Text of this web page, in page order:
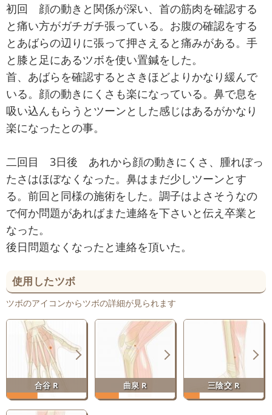
初回 顔の動きと関係が深い、首の筋肉を確認する
と痛い方がガチガチ張っている。お腹の確認をする
とあばらの辺りに張って押さえると痛みがある。手
と膝と足にあるツボを使い置鍼をした。
首、あばらを確認するとさきほどよりかなり緩んで
いる。顔の動きにくさも楽になっている。鼻で息を
吸い込んもらうとツーンとした感じはあるがかなり
楽になったとの事。
二回目 3日後 あれから顔の動きにくさ、腫れぼっ
たさはほぼなくなった。鼻はまだ少しツーンとす
る。前回と同様の施術をした。調子はよさそうなの
で何か問題があればまた連絡を下さいと伝え卒業と
なった。
後日問題なくなったと連絡を頂いた。
使用したツボ
ツボのアイコンからツボの詳細が見られます
合谷 R 曲泉 R 三陰交 R